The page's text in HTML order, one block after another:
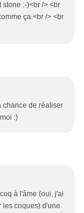
:-)<br /> <br
ça.<br /> <br
chance de réaliser
:)
à l'âme (oui, j'ai
les coques) d'une